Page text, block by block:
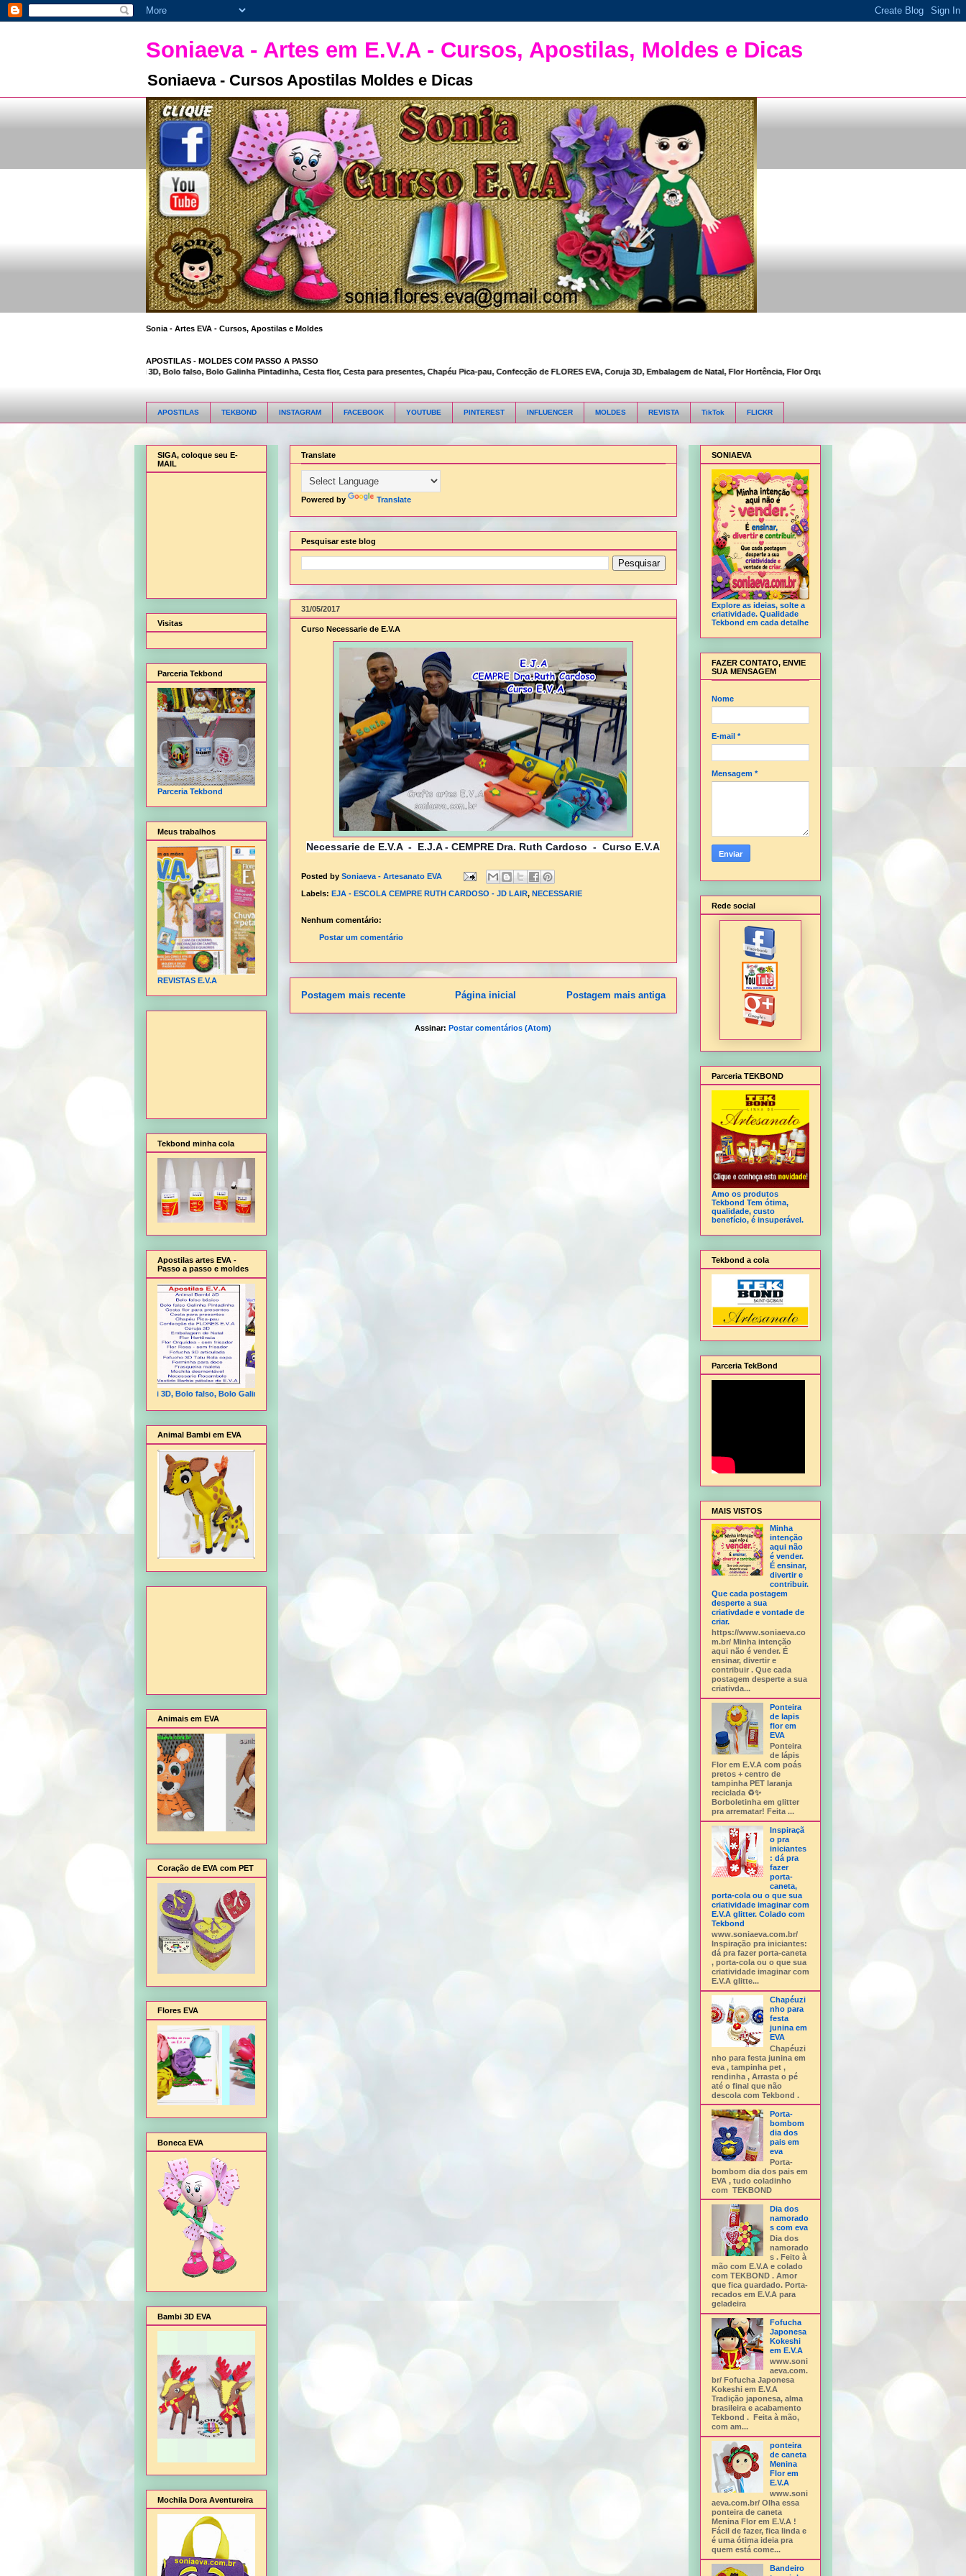
Soniaeva - Artes em E.V.A - Cursos, Apostilas, Moldes e Dicas
Soniaeva - Cursos Apostilas Moldes e Dicas
Sonia - Artes EVA - Cursos, Apostilas e Moldes
APOSTILAS - MOLDES COM PASSO A PASSO
Animal Bambi 3D, Bolo falso, Bolo Galinha Pintadinha, Cesta flor, Cesta para presentes, Chapéu Pica-pau, Confecção de FLORES EVA, Coruja 3D, Embalagem de Natal, Flor Hortência, Flor Orquídea, Flor Rosa, Fofucha 3D
APOSTILAS TEKBOND INSTAGRAM FACEBOOK YOUTUBE PINTEREST INFLUENCER MOLDES REVISTA TikTok FLICKR
Translate
Powered by Translate
Pesquisar este blog
31/05/2017
Curso Necessarie de E.V.A
Necessarie de E.V.A - E.J.A - CEMPRE Dra. Ruth Cardoso - Curso E.V.A
Posted by Soniaeva - Artesanato EVA
Labels: EJA - ESCOLA CEMPRE RUTH CARDOSO - JD LAIR, NECESSARIE
Nenhum comentário:
Postar um comentário
Postagem mais recente Postagem mais antiga
Página inicial
Assinar: Postar comentários (Atom)
SIGA, coloque seu E-
MAIL
Visitas
Parceria Tekbond
Parceria Tekbond
Meus trabalhos
REVISTAS E.V.A
Tekbond minha cola
Apostilas artes EVA -
Passo a passo e moldes
Animal Bambi 3D, Bolo falso, Bolo Galinha Pintadinha, Cesta flor, Cesta para presentes, Chapéu Pica-pau, Confecção de FLORES E.V.A, Coruja 3D, Embalagem de Natal, Flor Hortência, Flor Orquídea - sem frisador, Flor Rosa -
Animal Bambi em EVA
Animais em EVA
Coração de EVA com PET
Flores EVA
Boneca EVA
Bambi 3D EVA
Mochila Dora Aventureira
SONIAEVA
Explore as ideias, solte a
criatividade. Qualidade
Tekbond em cada detalhe
FAZER CONTATO, ENVIE
SUA MENSAGEM
Nome
E-mail *
Mensagem *
Rede social
Parceria TEKBOND
Amo os produtos
Tekbond Tem ótima,
qualidade, custo
benefício, é insuperável.
Tekbond a cola
Parceria TekBond
MAIS VISTOS
Minha
intenção
aqui não
é vender.
É ensinar,
divertir e
contribuir.
Que cada postagem
desperte a sua
criativdade e vontade de
criar.
https://www.soniaeva.co
m.br/ Minha intenção
aqui não é vender. É
ensinar, divertir e
contribuir . Que cada
postagem desperte a sua
criativda...
Ponteira
de lapis
flor em
EVA
Ponteira
de lápis
Flor em E.V.A com poás
pretos + centro de
tampinha PET laranja
reciclada ♻️✨
Borboletinha em glitter
pra arrematar! Feita ...
Inspiraçã
o pra
iniciantes
: dá pra
fazer
porta-
caneta,
porta-cola ou o que sua
criatividade imaginar com
E.V.A glitter. Colado com
Tekbond
www.soniaeva.com.br/
Inspiração pra iniciantes:
dá pra fazer porta-caneta
, porta-cola ou o que sua
criatividade imaginar com
E.V.A glitte...
Chapéuzi
nho para
festa
junina em
EVA
Chapéuzi
nho para festa junina em
eva , tampinha pet ,
rendinha , Arrasta o pé
até o final que não
descola com Tekbond .
Porta-
bombom
dia dos
pais em
eva
Porta-
bombom dia dos pais em
EVA , tudo coladinho
com TEKBOND
Dia dos
namorado
s com eva
Dia dos
namorado
s . Feito à
mão com E.V.A e colado
com TEKBOND . Amor
que fica guardado. Porta-
recados em E.V.A para
geladeira
Fofucha
Japonesa
Kokeshi
em E.V.A
www.soni
aeva.com.
br/ Fofucha Japonesa
Kokeshi em E.V.A
Tradição japonesa, alma
brasileira e acabamento
Tekbond . Feita à mão,
com am...
ponteira
de caneta
Menina
Flor em
E.V.A
www.soni
aeva.com.br/ Olha essa
ponteira de caneta
Menina Flor em E.V.A !
Fácil de fazer, fica linda e
é uma ótima ideia pra
quem está come...
Bandeiro